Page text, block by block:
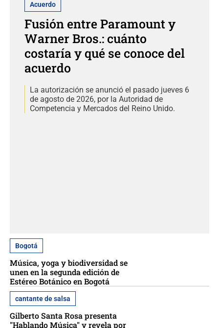
Acuerdo
Fusión entre Paramount y
Warner Bros.: cuánto
costaría y qué se conoce del
acuerdo
La autorización se anunció el pasado jueves 6
de agosto de 2026, por la Autoridad de
Competencia y Mercados del Reino Unido.
Bogotá
Música, yoga y biodiversidad se
unen en la segunda edición de
Estéreo Botánico en Bogotá
cantante de salsa
Gilberto Santa Rosa presenta
"Hablando Música" y revela por